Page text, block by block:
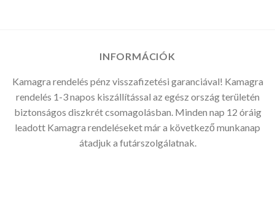
INFORMÁCIÓK
Kamagra rendelés pénz visszafizetési garanciával! Kamagra
rendelés 1-3 napos kiszállítással az egész ország területén
biztonságos diszkrét csomagolásban. Minden nap 12 óráig
leadott Kamagra rendeléseket már a következő munkanap
átadjuk a futárszolgálatnak.